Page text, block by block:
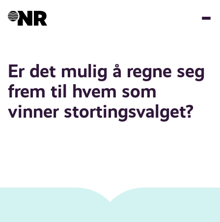
Er det mulig å regne seg
frem til hvem som
vinner stortingsvalget?